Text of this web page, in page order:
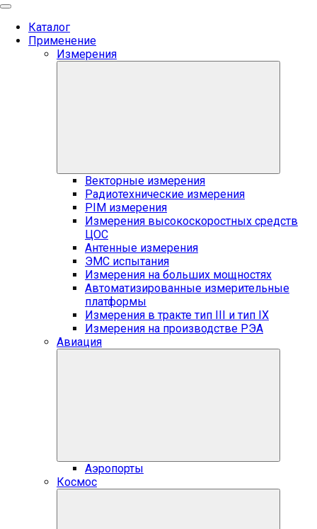
Каталог
Применение
Измерения
Векторные измерения
Радиотехнические измерения
PIM измерения
Измерения высокоскоростных средств
ЦОС
Антенные измерения
ЭМС испытания
Измерения на больших мощностях
Автоматизированные измерительные
платформы
Измерения в тракте тип III и тип IX
Измерения на производстве РЭА
Авиация
Аэропорты
Космос